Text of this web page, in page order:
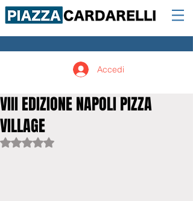
Accedi
VIII EDIZIONE NAPOLI PIZZA
VILLAGE
Valutazione NaN stelle su 5.